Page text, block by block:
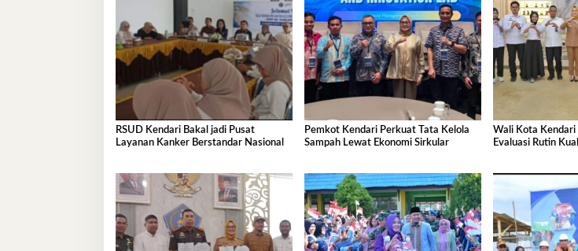
RSUD Kendari Bakal jadi Pusat
Layanan Kanker Berstandar Nasional
Pemkot Kendari Perkuat Tata Kelola
Sampah Lewat Ekonomi Sirkular
Wali Kota Kendari
Evaluasi Rutin